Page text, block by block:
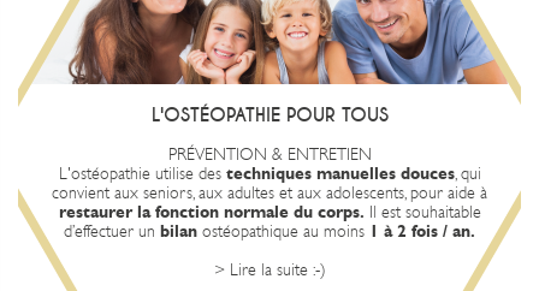
L'OSTÉOPATHIE POUR TOUS
PRÉVENTION & ENTRETIEN
L'ostéopathie utilise des techniques manuelles douces, qui
convient aux seniors, aux adultes et aux adolescents, pour aide à
restaurer la fonction normale du corps. Il est souhaitable
d’effectuer un bilan ostéopathique au moins 1 à 2 fois / an.
> Lire la suite :-)
L'OSTÉOPATHE AIDE LE CORPS
RETROUVER SON ÉQUILIBRE NATUREL
L'ostéopathe considère que le corps a une capacité naturelle à
s'auto-réguler et à s'auto-guérir
, et il travaille à éliminer les
blocages et les restrictions qui peuvent empêcher le mouvement
normal des fluides corporels (sang, lymphe et liquides cérébro-
spinaux).
Voici quelques-uns des
bénéfices
les plus courants de
l'ostéopathie : soulagement de la douleur, amélioration de la
mobilité, réduction du stress, amélioration de la posture, prévention
des chutes, amélioration de la fonction digestive.